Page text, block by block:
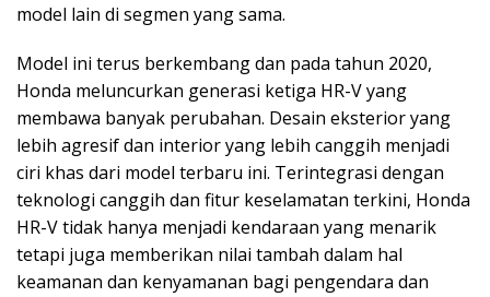
model lain di segmen yang sama.
Model ini terus berkembang dan pada tahun 2020,
Honda meluncurkan generasi ketiga HR-V yang
membawa banyak perubahan. Desain eksterior yang
lebih agresif dan interior yang lebih canggih menjadi
ciri khas dari model terbaru ini. Terintegrasi dengan
teknologi canggih dan fitur keselamatan terkini, Honda
HR-V tidak hanya menjadi kendaraan yang menarik
tetapi juga memberikan nilai tambah dalam hal
keamanan dan kenyamanan bagi pengendara dan